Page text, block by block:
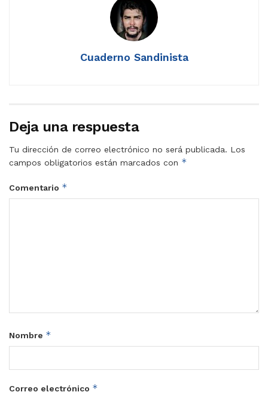
Cuaderno Sandinista
Deja una respuesta
Tu dirección de correo electrónico no será publicada. Los
campos obligatorios están marcados con *
Comentario *
Nombre *
Correo electrónico *